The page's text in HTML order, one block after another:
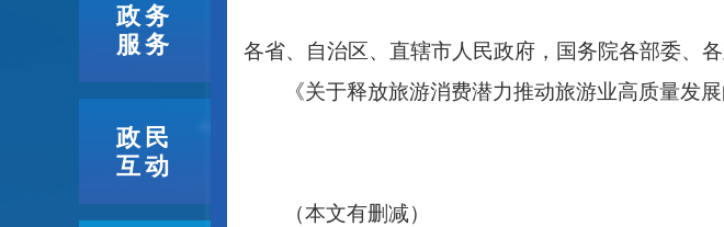
政务
服务
政民
互动
各省、自治区、直辖市人民政府，国务院各部委、各
《关于释放旅游消费潜力推动旅游业高质量发
（本文有删减）